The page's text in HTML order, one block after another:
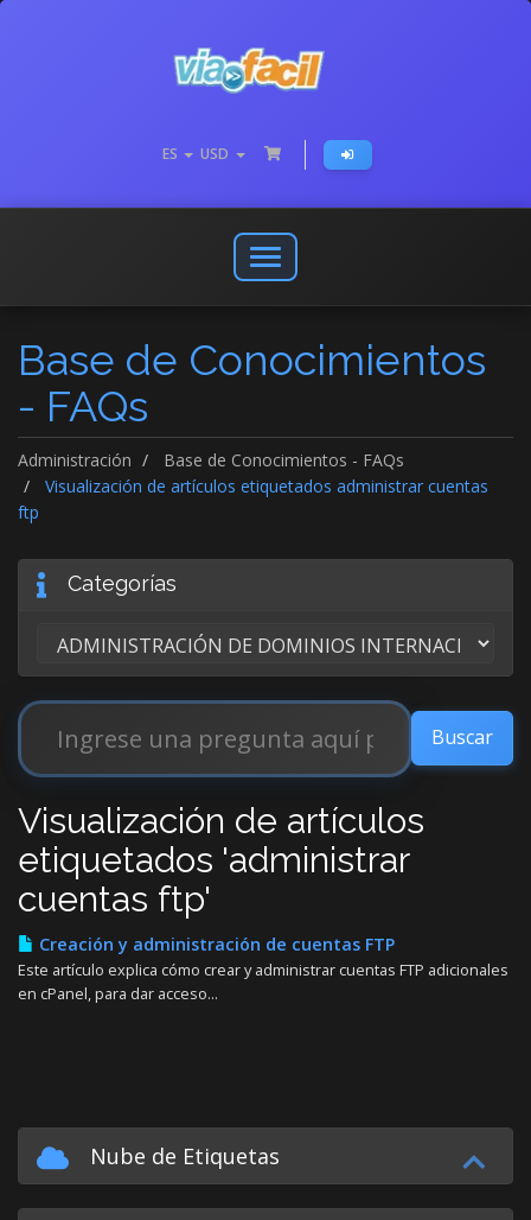
ES USD
Abrir
o
menú
de
Base de Conocimientos
- FAQs
Administración
Base de Conocimientos - FAQs
Visualización de artículos etiquetados administrar cuentas
ftp
Categorías
Visualización de artículos
etiquetados 'administrar
cuentas ftp'
Creación y administración de cuentas FTP
Este artículo explica cómo crear y administrar cuentas FTP adicionales
en cPanel, para dar acceso...
Nube de Etiquetas